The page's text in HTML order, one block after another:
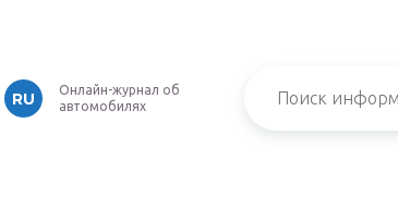
RU
Онлайн-журнал об
автомобилях